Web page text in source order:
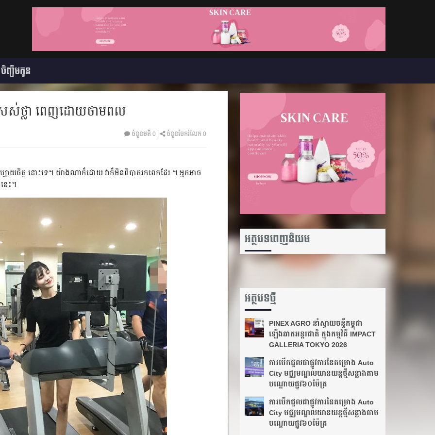
ចិញ្ចឹមកូន
ស់ថ្លា ពេញដោយថាមពល
ចំនួនមតិ 0 ចំនួនចែករំលែក 0
ប្បាយចិត្ត នោះ​ទេ។ ​យ៉ា​ង​ណា​ក៏​ដោយ ​​វា​ក៏​មិន​ពិបាក​រក​ពេក​ដែរ ។ ​អ្នក​អាច​
េះ។
អត្ថបទពេញនិយម
អត្ថបទថ្មី
PINEX AGRO នាំស្វាយចន្ទីកម្ពុជា
ឡើងឆាកអន្តរជាតិ ក្នុងកម្មវិធី IMPACT
GALLERIA TOKYO 2026
ការបើកជួលជាផ្លូវការនៃគម្រោង Auto
City មជ្ឈមណ្ឌលយានយន្តថ្មីសន្លាងតាម
បណ្ដោយ​ផ្លូវ​៦០ម៉ែត្រ
ការបើកជួលជាផ្លូវការនៃគម្រោង Auto
City មជ្ឈមណ្ឌលយានយន្តថ្មីសន្លាងតាម
បណ្ដោយ​ផ្លូវ​៦០ម៉ែត្រ